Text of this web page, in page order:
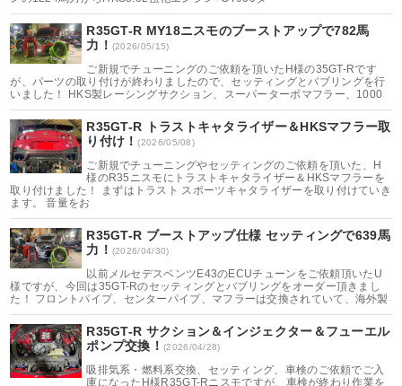
R35GT-R MY18ニスモのブーストアップで782馬
力！ (2026/05/15)
ご新規でチューニングのご依頼を頂いたH様の35GT-Rです
が、パーツの取り付けが終わりましたので、セッティングとバブリングを行
いました！ HKS製レーシングサクション、スーパーターボマフラー、1000
R35GT-R トラストキャタライザー＆HKSマフラー取
り付け！(2026/05/08)
ご新規でチューニングやセッティングのご依頼を頂いた、H
様のR35ニスモにトラストキャタライザー＆HKSマフラーを
取り付けました！ まずはトラスト スポーツキャタライザーを取り付けていき
ます。 音量をお
R35GT-R ブーストアップ仕様 セッティングで639馬
力！ (2026/04/30)
以前メルセデスベンツE43のECUチューンをご依頼頂いたU
様ですが、今回は35GT-Rのセッティングとバブリングをオーダー頂きまし
た！ フロントパイプ、センターパイプ、マフラーは交換されていて、海外製
R35GT-R サクション＆インジェクター＆フューエル
ポンプ交換！(2026/04/28)
吸排気系・燃料系交換、セッティング、車検のご依頼でご入
庫になったH様R35GT-Rニスモですが、車検が終わり作業を